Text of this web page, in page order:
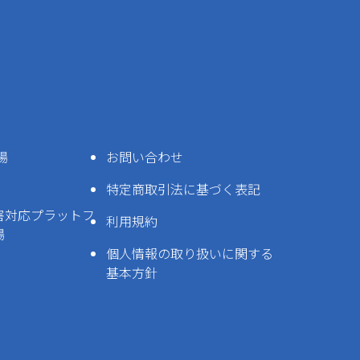
応プラットフ
お問い合わせ
特定商取引法に基づく表記
利用規約
個人情報の取り扱いに関する
基本方針